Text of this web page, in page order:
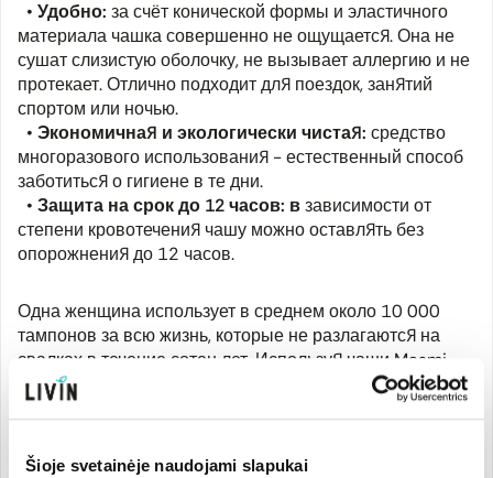
Šioje svetainėje naudojami slapukai
• Удобно: за счёт конической формы и эластичного
материала чашка совершенно не ощущается. Она не
сушат слизистую оболочку, не вызывает аллергию и не
протекает. Отлично подходит для поездок, занятий
спортом или ночью.
• Экономичная и экологически чистая: средство
многоразового использования - естественный способ
заботиться о гигиене в те дни.
• Защита на срок до 12 часов: взависимости от
степени кровотечения чашу можно оставлять без
опорожнения до 12 часов.
Одна женщина использует в среднем около 10 000
тампонов за всю жизнь, которые не разлагаются на
свалках в течение сотен лет. Используя чаши Masmi,
вы экономите свои деньги и бережёте природу, потому
что они используются повторно и перерабатываются.
нужно привыкнуть.